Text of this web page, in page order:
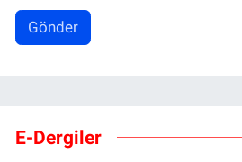
Gönder
E-Dergiler